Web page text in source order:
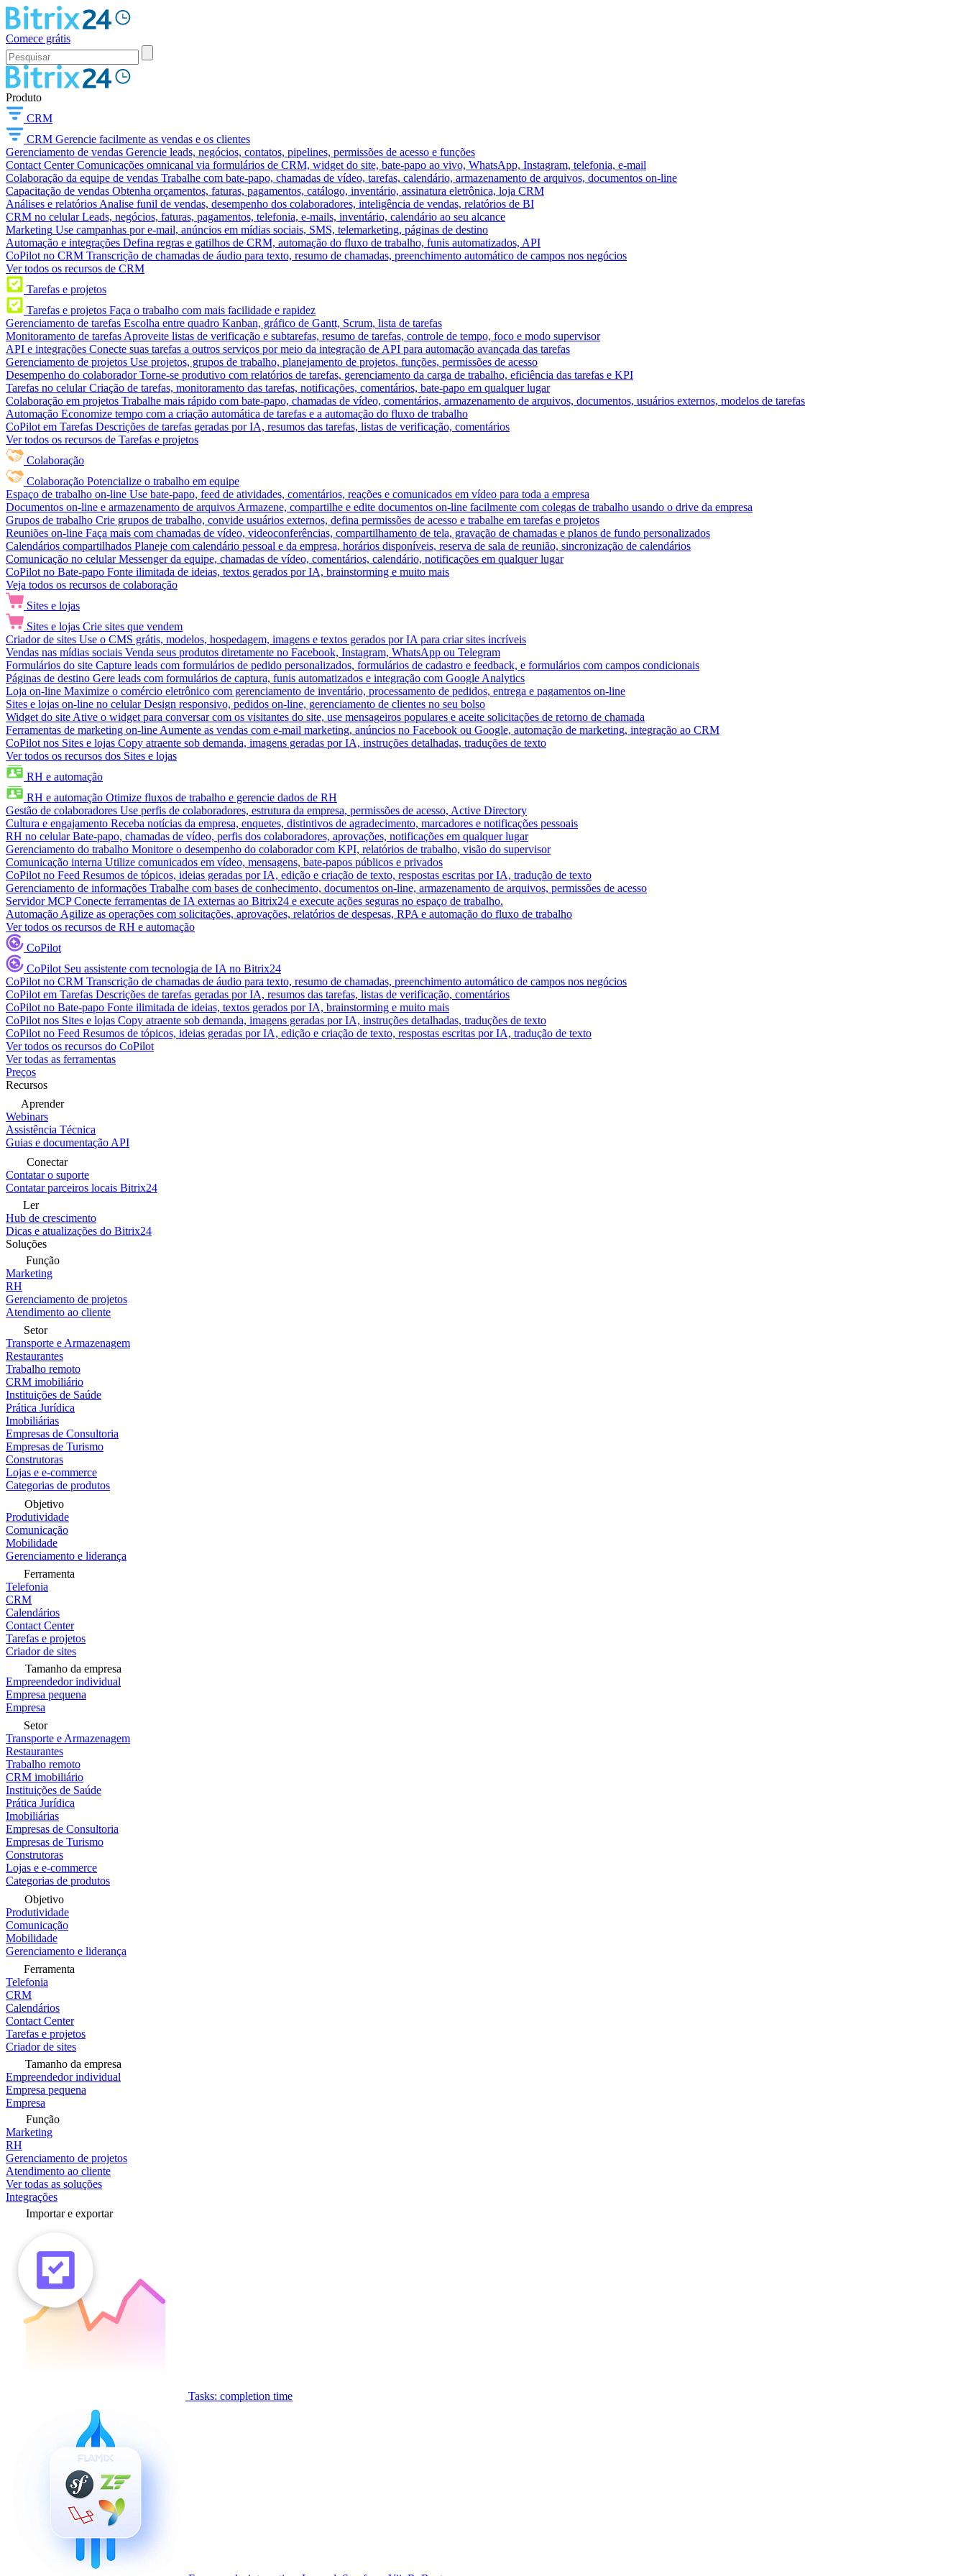
Comece grátis
Produto
CRM
CRM Gerencie facilmente as vendas e os clientes
Gerenciamento de vendas Gerencie leads, negócios, contatos, pipelines, permissões de acesso e funções
Contact Center Comunicações omnicanal via formulários de CRM, widget do site, bate-papo ao vivo, WhatsApp, Instagram, telefonia, e-mail
Colaboração da equipe de vendas Trabalhe com bate-papo, chamadas de vídeo, tarefas, calendário, armazenamento de arquivos, documentos on-line
Capacitação de vendas Obtenha orçamentos, faturas, pagamentos, catálogo, inventário, assinatura eletrônica, loja CRM
Análises e relatórios Analise funil de vendas, desempenho dos colaboradores, inteligência de vendas, relatórios de BI
CRM no celular Leads, negócios, faturas, pagamentos, telefonia, e-mails, inventário, calendário ao seu alcance
Marketing Use campanhas por e-mail, anúncios em mídias sociais, SMS, telemarketing, páginas de destino
Automação e integrações Defina regras e gatilhos de CRM, automação do fluxo de trabalho, funis automatizados, API
CoPilot no CRM Transcrição de chamadas de áudio para texto, resumo de chamadas, preenchimento automático de campos nos negócios
Ver todos os recursos de CRM
Tarefas e projetos
Tarefas e projetos Faça o trabalho com mais facilidade e rapidez
Gerenciamento de tarefas Escolha entre quadro Kanban, gráfico de Gantt, Scrum, lista de tarefas
Monitoramento de tarefas Aproveite listas de verificação e subtarefas, resumo de tarefas, controle de tempo, foco e modo supervisor
API e integrações Conecte suas tarefas a outros serviços por meio da integração de API para automação avançada das tarefas
Gerenciamento de projetos Use projetos, grupos de trabalho, planejamento de projetos, funções, permissões de acesso
Desempenho do colaborador Torne-se produtivo com relatórios de tarefas, gerenciamento da carga de trabalho, eficiência das tarefas e KPI
Tarefas no celular Criação de tarefas, monitoramento das tarefas, notificações, comentários, bate-papo em qualquer lugar
Colaboração em projetos Trabalhe mais rápido com bate-papo, chamadas de vídeo, comentários, armazenamento de arquivos, documentos, usuários externos, modelos de tarefas
Automação Economize tempo com a criação automática de tarefas e a automação do fluxo de trabalho
CoPilot em Tarefas Descrições de tarefas geradas por IA, resumos das tarefas, listas de verificação, comentários
Ver todos os recursos de Tarefas e projetos
Colaboração
Colaboração Potencialize o trabalho em equipe
Espaço de trabalho on-line Use bate-papo, feed de atividades, comentários, reações e comunicados em vídeo para toda a empresa
Documentos on-line e armazenamento de arquivos Armazene, compartilhe e edite documentos on-line facilmente com colegas de trabalho usando o drive da empresa
Grupos de trabalho Crie grupos de trabalho, convide usuários externos, defina permissões de acesso e trabalhe em tarefas e projetos
Reuniões on-line Faça mais com chamadas de vídeo, videoconferências, compartilhamento de tela, gravação de chamadas e planos de fundo personalizados
Calendários compartilhados Planeje com calendário pessoal e da empresa, horários disponíveis, reserva de sala de reunião, sincronização de calendários
Comunicação no celular Messenger da equipe, chamadas de vídeo, comentários, calendário, notificações em qualquer lugar
CoPilot no Bate-papo Fonte ilimitada de ideias, textos gerados por IA, brainstorming e muito mais
Veja todos os recursos de colaboração
Sites e lojas
Sites e lojas Crie sites que vendem
Criador de sites Use o CMS grátis, modelos, hospedagem, imagens e textos gerados por IA para criar sites incríveis
Vendas nas mídias sociais Venda seus produtos diretamente no Facebook, Instagram, WhatsApp ou Telegram
Formulários do site Capture leads com formulários de pedido personalizados, formulários de cadastro e feedback, e formulários com campos condicionais
Páginas de destino Gere leads com formulários de captura, funis automatizados e integração com Google Analytics
Loja on-line Maximize o comércio eletrônico com gerenciamento de inventário, processamento de pedidos, entrega e pagamentos on-line
Sites e lojas on-line no celular Design responsivo, pedidos on-line, gerenciamento de clientes no seu bolso
Widget do site Ative o widget para conversar com os visitantes do site, use mensageiros populares e aceite solicitações de retorno de chamada
Ferramentas de marketing on-line Aumente as vendas com e-mail marketing, anúncios no Facebook ou Google, automação de marketing, integração ao CRM
CoPilot nos Sites e lojas Copy atraente sob demanda, imagens geradas por IA, instruções detalhadas, traduções de texto
Ver todos os recursos dos Sites e lojas
RH e automação
RH e automação Otimize fluxos de trabalho e gerencie dados de RH
Gestão de colaboradores Use perfis de colaboradores, estrutura da empresa, permissões de acesso, Active Directory
Cultura e engajamento Receba notícias da empresa, enquetes, distintivos de agradecimento, marcadores e notificações pessoais
RH no celular Bate-papo, chamadas de vídeo, perfis dos colaboradores, aprovações, notificações em qualquer lugar
Gerenciamento do trabalho Monitore o desempenho do colaborador com KPI, relatórios de trabalho, visão do supervisor
Comunicação interna Utilize comunicados em vídeo, mensagens, bate-papos públicos e privados
CoPilot no Feed Resumos de tópicos, ideias geradas por IA, edição e criação de texto, respostas escritas por IA, tradução de texto
Gerenciamento de informações Trabalhe com bases de conhecimento, documentos on-line, armazenamento de arquivos, permissões de acesso
Servidor MCP Conecte ferramentas de IA externas ao Bitrix24 e execute ações seguras no espaço de trabalho.
Automação Agilize as operações com solicitações, aprovações, relatórios de despesas, RPA e automação do fluxo de trabalho
Ver todos os recursos de RH e automação
CoPilot
CoPilot Seu assistente com tecnologia de IA no Bitrix24
CoPilot no CRM Transcrição de chamadas de áudio para texto, resumo de chamadas, preenchimento automático de campos nos negócios
CoPilot em Tarefas Descrições de tarefas geradas por IA, resumos das tarefas, listas de verificação, comentários
CoPilot no Bate-papo Fonte ilimitada de ideias, textos gerados por IA, brainstorming e muito mais
CoPilot nos Sites e lojas Copy atraente sob demanda, imagens geradas por IA, instruções detalhadas, traduções de texto
CoPilot no Feed Resumos de tópicos, ideias geradas por IA, edição e criação de texto, respostas escritas por IA, tradução de texto
Ver todos os recursos do CoPilot
Ver todas as ferramentas
Preços
Recursos
Aprender
Webinars
Assistência Técnica
Guias e documentação API
Conectar
Contatar o suporte
Contatar parceiros locais Bitrix24
Ler
Hub de crescimento
Dicas e atualizações do Bitrix24
Soluções
Função
Marketing
RH
Gerenciamento de projetos
Atendimento ao cliente
Setor
Transporte e Armazenagem
Restaurantes
Trabalho remoto
CRM imobiliário
Instituições de Saúde
Prática Jurídica
Imobiliárias
Empresas de Consultoria
Empresas de Turismo
Construtoras
Lojas e e-commerce
Categorias de produtos
Objetivo
Produtividade
Comunicação
Mobilidade
Gerenciamento e liderança
Ferramenta
Telefonia
CRM
Calendários
Contact Center
Tarefas e projetos
Criador de sites
Tamanho da empresa
Empreendedor individual
Empresa pequena
Empresa
Setor
Transporte e Armazenagem
Restaurantes
Trabalho remoto
CRM imobiliário
Instituições de Saúde
Prática Jurídica
Imobiliárias
Empresas de Consultoria
Empresas de Turismo
Construtoras
Lojas e e-commerce
Categorias de produtos
Objetivo
Produtividade
Comunicação
Mobilidade
Gerenciamento e liderança
Ferramenta
Telefonia
CRM
Calendários
Contact Center
Tarefas e projetos
Criador de sites
Tamanho da empresa
Empreendedor individual
Empresa pequena
Empresa
Função
Marketing
RH
Gerenciamento de projetos
Atendimento ao cliente
Ver todas as soluções
Integrações
Importar e exportar
Tasks: completion time